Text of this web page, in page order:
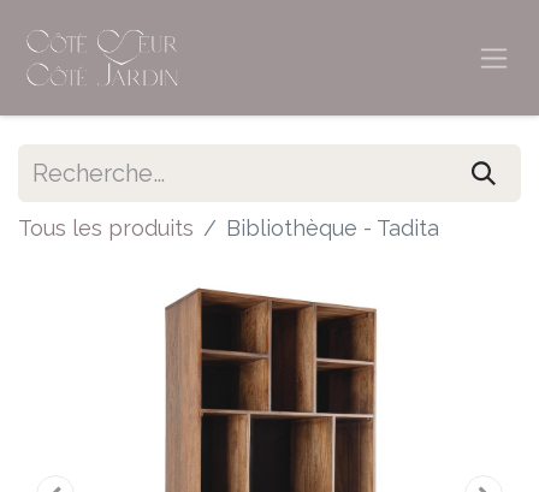
Tous les produits Bibliothèque - Tadita